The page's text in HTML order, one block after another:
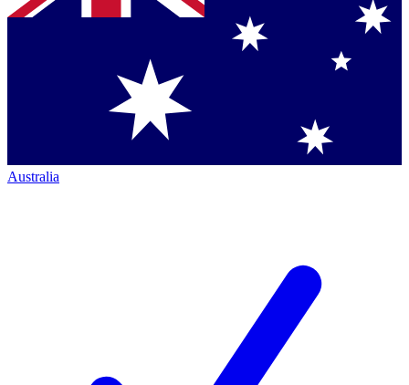
Australia